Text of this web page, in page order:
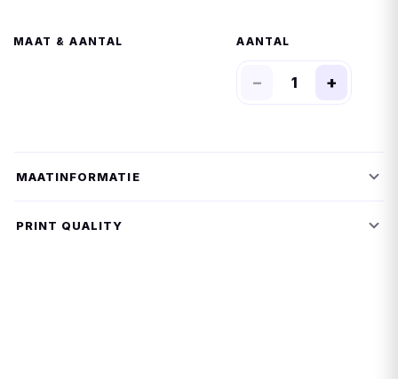
MAAT
− +
MAATINFORMATIE
PRINT QUALITY